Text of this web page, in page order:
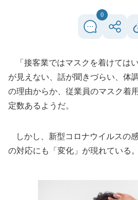
0
「接客業ではマスクを着けて
が見えない、話が聞きづらい、体
の理由からか、従業員のマスク着
定数あるようだ。
しかし、新型コロナウイルスの
の対応にも「変化」が現れている。